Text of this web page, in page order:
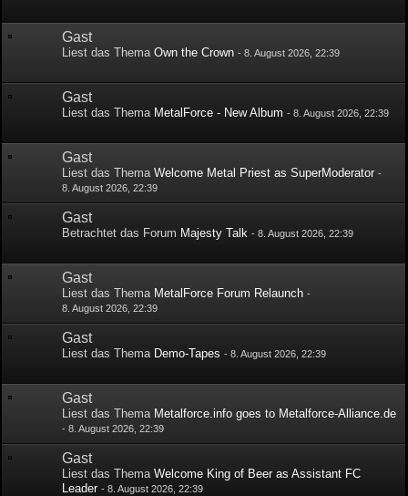
Gast
Liest das ThemaOwn the Crown -8. August 2026, 22:39
Gast
Liest das Thema MetalForce - New Album -8. August 2026, 22:39
Gast
Liest das ThemaWelcome Metal Priest as SuperModerator -
8. August 2026, 22:39
Gast
Betrachtet das Forum Majesty Talk -8. August 2026, 22:39
Gast
Liest das Thema MetalForce Forum Relaunch -
8. August 2026, 22:39
Gast
Liest das Thema Demo-Tapes -8. August 2026, 22:39
Gast
Liest das Thema Metalforce.info goes to Metalforce-Alliance.de
-8. August 2026, 22:39
Gast
Liest das ThemaWelcome King of Beer as Assistant FC
Leader -8. August 2026, 22:39